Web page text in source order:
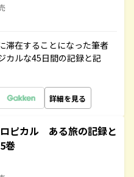
滞在することになった筆者
カルな45日間の記録と記
詳細を見る
ピカル ある旅の記録と
巻